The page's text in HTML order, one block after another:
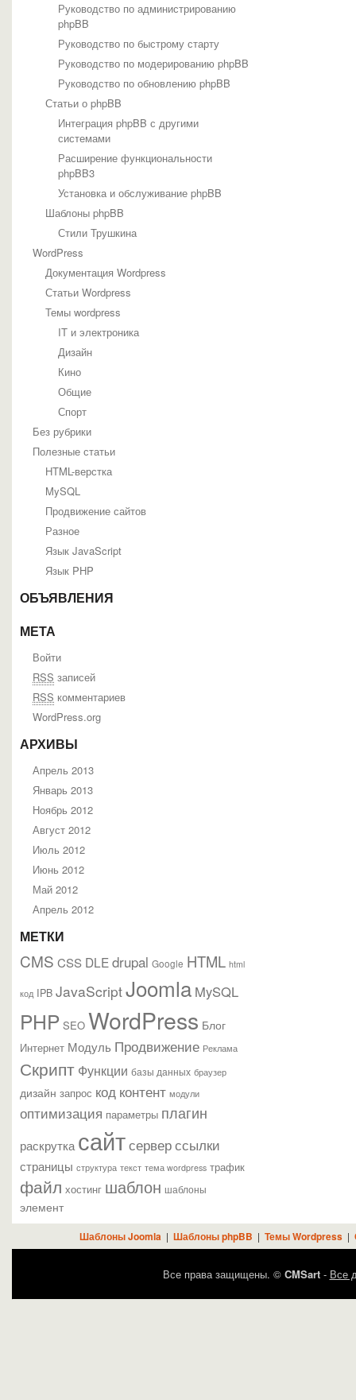
Руководство по администрированию
phpBB
Руководство по быстрому старту
Руководство по модерированию phpBB
Руководство по обновлению phpBB
Статьи о phpBB
Интеграция phpBB с другими
системами
Расширение функциональности
phpBB3
Установка и обслуживание phpBB
Шаблоны phpBB
Стили Трушкина
WordPress
Документация Wordpress
Статьи Wordpress
Темы wordpress
IT и электроника
Дизайн
Кино
Общие
Спорт
Без рубрики
Полезные статьи
HTML-верстка
MySQL
Продвижение сайтов
Разное
Язык JavaScript
Язык PHP
ОБЪЯВЛЕНИЯ
МЕТА
Войти
RSS записей
RSS комментариев
WordPress.org
АРХИВЫ
Апрель 2013
Январь 2013
Ноябрь 2012
Август 2012
Июль 2012
Июнь 2012
Май 2012
Апрель 2012
МЕТКИ
CMS CSS DLEdrupal Google HTML html
код IPB JavaScriptJoomla MySQL
PHP SEO WordPress Блог
Интернет Модуль Продвижение Реклама
Скрипт Функции базы данных браузер
дизайн запрос код контент модули
оптимизация параметры плагин
раскрутка сайтсерверссылки
страницы структура текст тема wordpress трафик
файл хостинг шаблон шаблоны
элемент
Шаблоны Joomla | Шаблоны phpBB | Темы Wordpress|
Все права защищены. © CMSart- Все